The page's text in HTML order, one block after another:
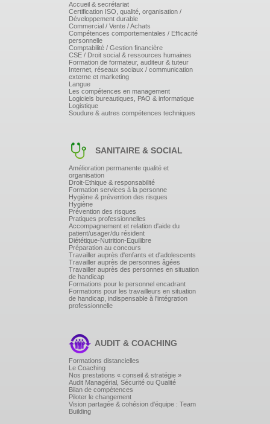
Accueil & secrétariat
Certification ISO, qualité, organisation /
Développement durable
Commercial / Vente / Achats
Compétences comportementales / Efficacité
personnelle
Comptabilité / Gestion financière
CSE / Droit social & ressources humaines
Formation de formateur, auditeur & tuteur
Internet, réseaux sociaux / communication
externe et marketing
Langue
Les compétences en management
Logiciels bureautiques, PAO & informatique
Logistique
Soudure & autres compétences techniques
SANITAIRE & SOCIAL
Amélioration permanente qualité et
organisation
Droit-Ethique & responsabilité
Formation services à la personne
Hygiène & prévention des risques
Hygiène
Prévention des risques
Pratiques professionnelles
Accompagnement et relation d'aide du
patient/usager/du résident
Diététique-Nutrition-Equilibre
Préparation au concours
Travailler auprès d'enfants et d'adolescents
Travailler auprès de personnes âgées
Travailler auprès des personnes en situation
de handicap
Formations pour le personnel encadrant
Formations pour les travailleurs en situation
de handicap, indispensable à l'intégration
professionnelle
AUDIT & COACHING
Formations distancielles
Le Coaching
Nos prestations « conseil & stratégie »
Audit Managérial, Sécurité ou Qualité
Bilan de compétences
Piloter le changement
Vision partagée & cohésion d'équipe : Team
Building